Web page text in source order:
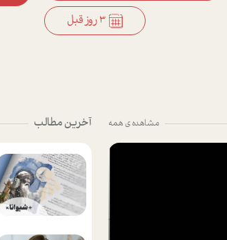
3 روز قبل
مشاهده ی همه آخرین مطالب